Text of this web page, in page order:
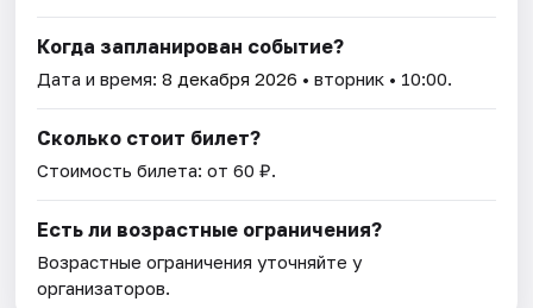
Когда запланирован событие?
Дата и время:8 декабря 2026 • вторник • 10:00.
Сколько стоит билет?
Стоимость билета: от 60 ₽.
Есть ли возрастные ограничения?
Возрастные ограничения уточняйте у
организаторов.